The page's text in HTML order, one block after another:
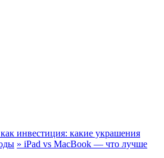
инвестиция: какие украшения
» iPad vs MacBook — что лучше